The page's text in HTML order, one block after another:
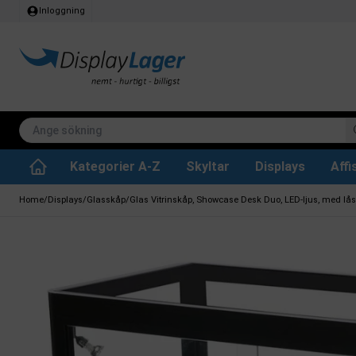
Inloggning
Kategorier A-Z Skyltar Displays
Home/Displays/Glasskåp/Glas Vitrinskåp, Showcase Desk Duo, LED-ljus, med